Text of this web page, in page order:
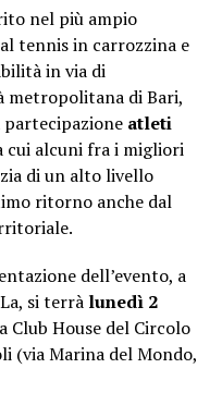
nel più ampio
tennis in carrozzina e
in via di
metropolitana di Bari,
atleti
cui alcuni fra i migliori
di un alto livello
ritorno anche dal
dell’evento, a
si terrà lunedì 2
Club House del Circolo
(via Marina del Mondo,